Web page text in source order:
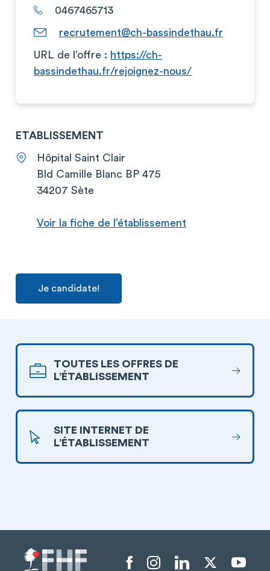
0467465713
recrutement@ch-bassindethau.fr
URL de l’offre : https://ch-
bassindethau.fr/rejoignez-nous/
ETABLISSEMENT
Hôpital Saint Clair
Bld Camille Blanc BP 475
34207 Sète
Voir la fiche de l’établissement
Je candidate!
TOUTES LES OFFRES DE
L’ÉTABLISSEMENT
SITE INTERNET DE
L’ÉTABLISSEMENT